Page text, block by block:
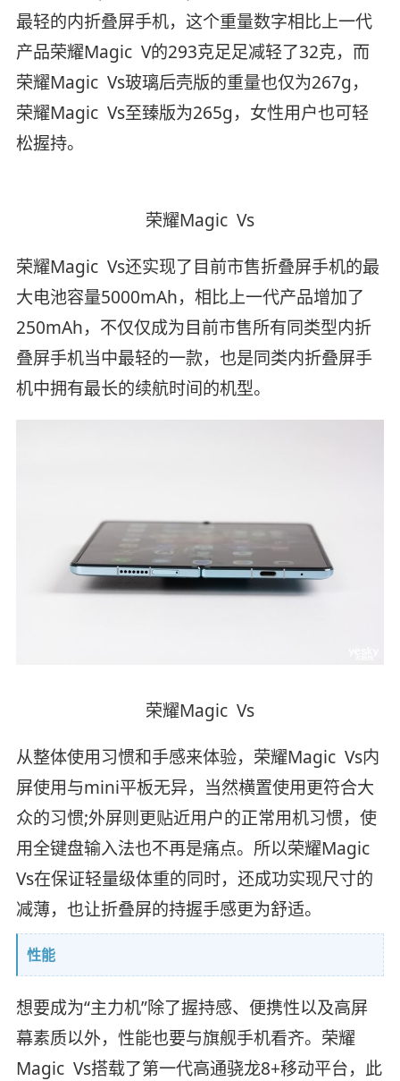
最轻的内折叠屏手机，这个重量数字相比上一代
产品荣耀Magic V的293克足足减轻了32克，而
荣耀Magic Vs玻璃后壳版的重量也仅为267g，
荣耀Magic Vs至臻版为265g，女性用户也可轻
松握持。
荣耀Magic Vs
荣耀Magic Vs还实现了目前市售折叠屏手机的最
大电池容量5000mAh，相比上一代产品增加了
250mAh，不仅仅成为目前市售所有同类型内折
叠屏手机当中最轻的一款，也是同类内折叠屏手
机中拥有最长的续航时间的机型。
荣耀Magic Vs
从整体使用习惯和手感来体验，荣耀Magic Vs内
屏使用与mini平板无异，当然横置使用更符合大
众的习惯;外屏则更贴近用户的正常用机习惯，使
用全键盘输入法也不再是痛点。所以荣耀Magic
Vs在保证轻量级体重的同时，还成功实现尺寸的
减薄，也让折叠屏的持握手感更为舒适。
性能
想要成为“主力机”除了握持感、便携性以及高屏
幕素质以外，性能也要与旗舰手机看齐。荣耀
Magic Vs搭载了第一代高通骁龙8+移动平台，此